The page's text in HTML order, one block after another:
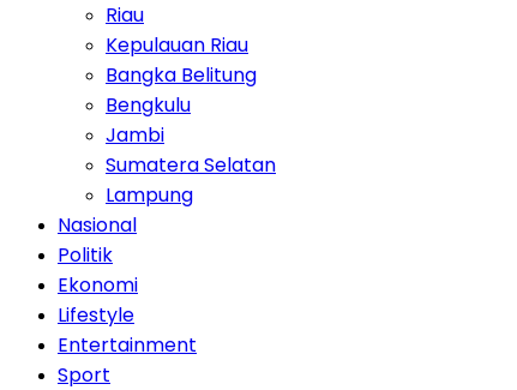
Riau
Kepulauan Riau
Bangka Belitung
Bengkulu
Jambi
Sumatera Selatan
Lampung
Nasional
Politik
Ekonomi
Lifestyle
Entertainment
Sport